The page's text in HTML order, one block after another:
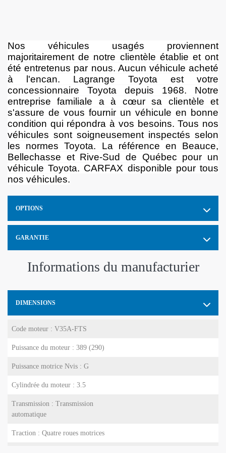
Nos véhicules usagés proviennent
majoritairement de notre clientèle établie et ont
été entretenus par nous. Aucun véhicule acheté
à l'encan. Lagrange Toyota est votre
concessionnaire Toyota depuis 1968. Notre
entreprise familiale a à cœur sa clientèle et
s'assure de vous fournir un véhicule en bonne
condition qui répondra à vos besoins. Tous nos
véhicules sont soigneusement inspectés selon
les normes Toyota. La référence en Beauce,
Bellechasse et Rive-Sud de Québec pour un
véhicule Toyota. CARFAX disponible pour tous
nos véhicules.
OPTIONS
GARANTIE
Informations du manufacturier
DIMENSIONS
Code moteur : V35A-FTS
Puissance du moteur : 389 (290)
Puissance motrice Nvis : G
Cylindrée du moteur : 3.5
Transmission : Transmission
automatique
Traction : Quatre roues motrices